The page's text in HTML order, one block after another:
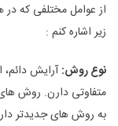
از عوامل مختلفی که در
زیر اشاره کنم :
نوع روش:آرایش دائم،
متفاوتی دارن. روش
به روش های جدیدتر